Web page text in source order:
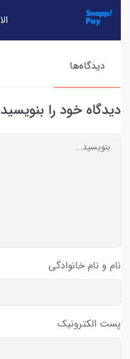
دیدگاه‌ها
دیدگاه خود را بنویسید
نام و نام خانوادگی
پست الکترونیک